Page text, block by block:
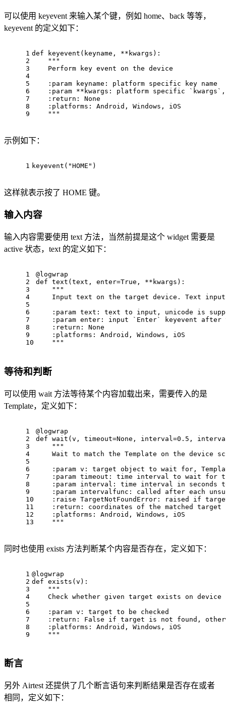
可以使用 keyevent 来输入某个键，例如 home、back 等等，
keyevent 的定义如下：
1
2
3
4
5
6
7
8
9
def keyevent (keyname, **kwargs) :
"""
    Perform key event on the device
    :param keyname: platform specific key name
:param **kwargs: platform specific
    :return: None
    :platforms: Android, Windows, iOS
    """
示例如下：
1 keyevent ( "HOME" )
这样就表示按了 HOME 键。
输入内容
输入内容需要使用 text 方法，当然前提是这个 widget 需要是
active 状态，text 的定义如下：
1
2
3
4
5
6
7
8
9
10
@logwrap
def text(text, enter=True, **kwargs):
"" "
    Input text
on the target device. Text input
    :param tex
t: text to input , unicode is
    :param enter:
input `Enter` keyevent
    :
return : None
    :platform
s:
Android, Windows, iOS
"" "
等待和判断
可以使用 wait 方法等待某个内容加载出来，需要传入的是
Template，定义如下：
1
2
3
4
5
6
7
8
9
10
11
12
13
@logwrap
def wait(v, timeout=None, interval=0.5 ,
"" "
    Wait
to match the Template on the device
    :param
v: target object to wait for ,
    :param timeou
t: time interval to wait for
    :param interva
l: time interval in seconds
:param intervalfunc: called after each
    :raise TargetNotFoundError: raised
if
    :
return : coordinates of the matched target
    :platform
s:
Android, Windows, iOS
"" "
同时也使用 exists 方法判断某个内容是否存在，定义如下：
1
2
3
4
5
6
7
8
9
@logwrap
def exists (v) :
"""
Check whether given target exists on device
    :param v: target to be checked
:return: False if target is not found,
    :platforms: Android, Windows, iOS
    """
断言
另外 Airtest 还提供了几个断言语句来判断结果是否存在或者
相同，定义如下：